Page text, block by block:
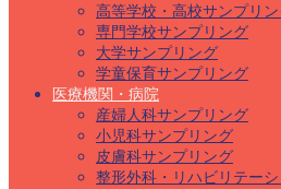
高等学校・高校サンプリ
専門学校サンプリング
大学サンプリング
学童保育サンプリング
医療機関・病院
産婦人科サンプリング
小児科サンプリング
皮膚科サンプリング
整形外科・リハビリテー